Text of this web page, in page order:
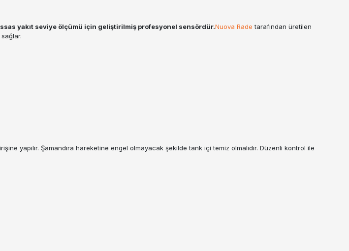
yakıt seviye ölçümü için geliştirilmiş profesyonel sensördür.Nuova Rade tarafından üretilen
yapılır. Şamandıra hareketine engel olmayacak şekilde tank içi temiz olmalıdır. Düzenli kontrol ile